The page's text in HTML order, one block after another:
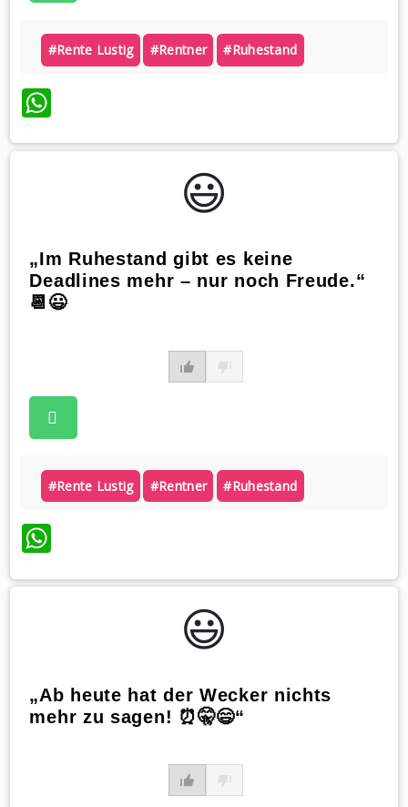
#rente Lustig #rentner #ruhestand
WhatsApp
😃️
„Im Ruhestand gibt es keine
Deadlines mehr – nur noch Freude.“
📆😃
#rente Lustig #rentner #ruhestand
WhatsApp
😃️
„Ab heute hat der Wecker nichts
mehr zu sagen! ⏰🤫😄“